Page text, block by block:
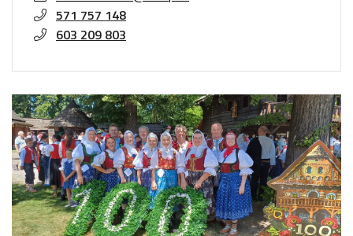
571 757 148
603 209 803